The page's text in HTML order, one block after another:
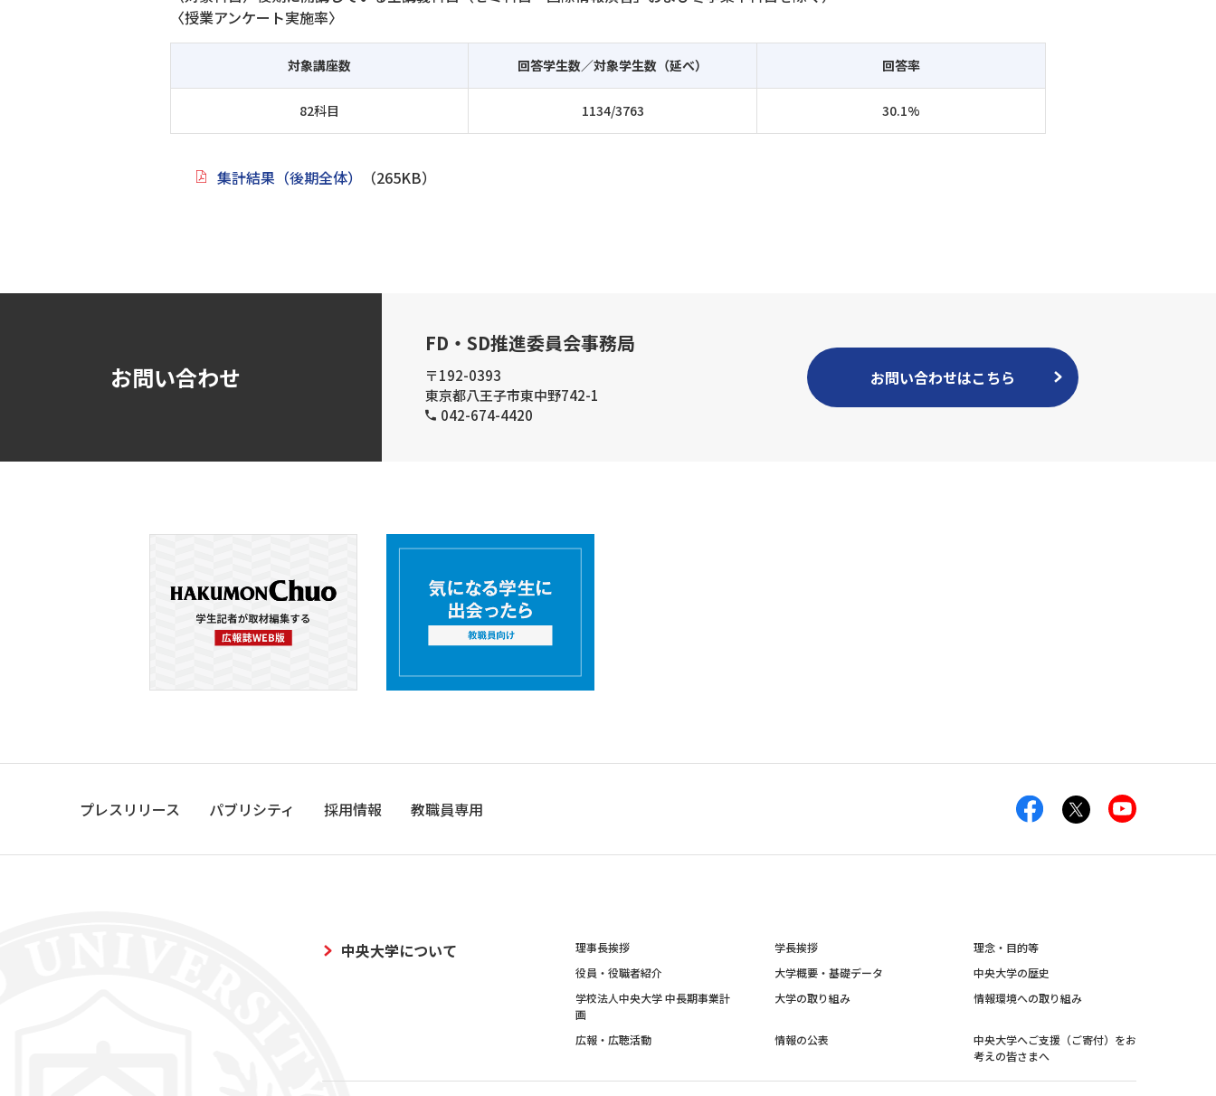
〈授業アンケート実施率〉
対象講座数 回答学生数／対象学生数（延べ） 回答率
82科目 1134/3763 30.1%
集計結果（後期全体） （265KB）
お問い合わせ
FD・SD推進委員会事務局
〒192-0393
東京都八王子市東中野742-1
042-674-4420
お問い合わせはこちら
プレスリリース パブリシティ 採用情報 教職員専用
中央大学について 理事長挨拶 学長挨拶
理念・目的等
役員・役職者紹介
大学概要・基礎データ
中央大学の歴史
学校法人中央大学 中長期事業計
画
大学の取り組み 情報環境への取り組み
広報・広聴活動 情報の公表
中央大学へご支援（ご寄付）をお
考えの皆さまへ